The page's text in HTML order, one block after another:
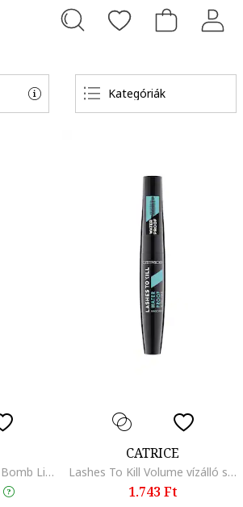
Kategóriák
Folyékony rúzs Shine Bomb Lip Lacquer 010, 3 ml, 050
CATRICE
Lashes To Kill Volume vízálló szempillaspirál, 010 fekete, 10 ml
1.743 Ft